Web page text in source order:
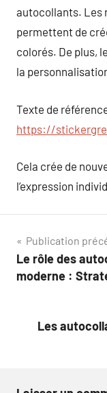
autocollants. Les
permettent de
colorés. De plus,
la
Texte de
https://
Cela crée de
l’expression
de
Publication
Le rôle des
moderne :
Les